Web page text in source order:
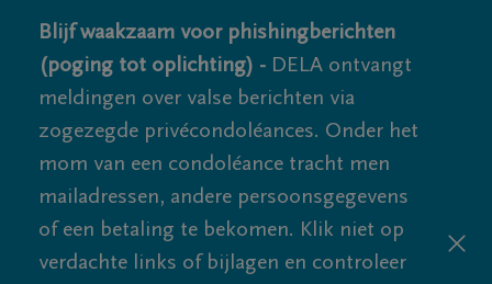
Blijf waakzaam voor phishingberichten
(poging tot oplichting) - DELA ontvangt
meldingen over valse berichten via
zogezegde privécondoléances. Onder het
mom van een condoléance tracht men
mailadressen, andere persoonsgegevens
of een betaling te bekomen. Klik niet op
verdachte links of bijlagen en controleer